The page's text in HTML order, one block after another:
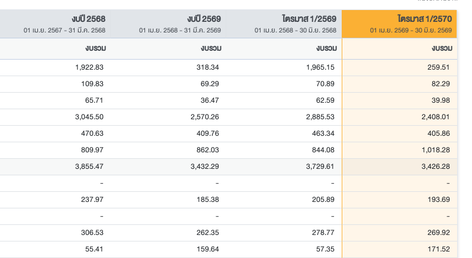
งบปี 2568
01 เม.ย. 2567-31 มี.ค. 2568
งบปี 2569
01 เม.ย. 2568-31 มี.ค. 2569
ไตรมาส 1/2569
01 เม.ย. 2568-30 มิ.ย. 2568
ไตรมาส 1/2570
01 เม.ย. 2569-30 มิ.ย. 2569
งบรวม งบรวม งบรวม งบรวม
1,922.83 318.34 1,965.15 259.51
109.83 69.29 70.89 82.29
65.71 36.47 62.59 39.98
3,045.50 2,570.26 2,885.53 2,408.01
470.63 409.76 463.34 405.86
809.97 862.03 844.08 1,018.28
3,855.47 3,432.29 3,729.61 3,426.28
- - - -
237.97 185.38 205.89 193.69
- - - -
306.53 262.35 278.77 269.92
55.41 159.64 57.35 171.52